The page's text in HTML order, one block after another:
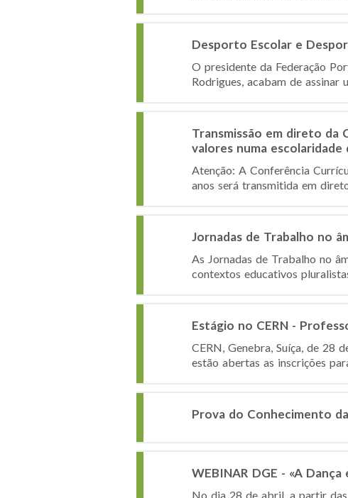
Desporto Escolar e
O presidente da Federação
Rodrigues, acabam de
Transmissão em direto da
valores numa escolaridade
Atenção: A Conferência
anos será transmitida em
Jornadas de Trabalho no
As Jornadas de Trabalho no
contextos educativos
Estágio no CERN -
CERN, Genebra, Suíça, de
estão abertas as inscrições
Prova do Conhecimento
WEBINAR DGE - «A
No dia 28 de abril, a partir